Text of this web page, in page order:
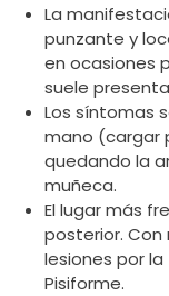
La
punzante y
en ocasiones
suele
Los síntomas
mano (cargar
quedando la
muñeca.
El lugar más
posterior.
lesiones por
Pisiforme.